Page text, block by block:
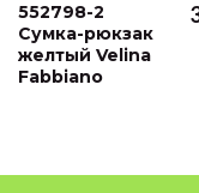
552798-2
Cумка-рюкзак
желтый Velina
Fabbiano